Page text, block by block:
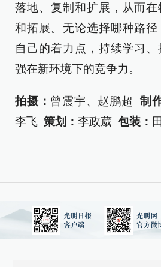
落地、复制和扩展，从而
和拓展。无论选择哪种路径
自己的着力点，持续学习
强在新环境下的竞争力。
拍摄： 曾震宇、赵鹏超制
李飞 策划： 李政葳 包装：